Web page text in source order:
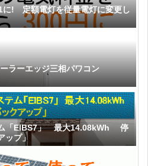
に! 定額電灯を従量電灯に変更し
ーラーエッジ三相パワコン
ム「EIBS7」 最大14.08kWh 停
ップ」